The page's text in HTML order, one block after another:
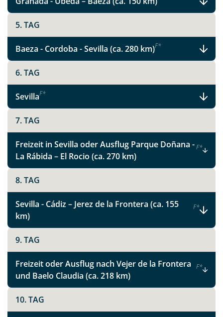
Facebook
Instagram
X
WhatsApp
Telegram
per E-Mail senden
Link kopieren
5. TAG
Baeza - Cordoba - Sevilla (ca. 280 km)F*
6. TAG
SevillaF*
7. TAG
Freizeit in Sevilla oder Ausflug Parque Doñana -
La Rábida – El Rocio (ca. 270 km)
F*
8. TAG
Sevilla - Cádiz – Jerez de la Frontera (ca. 155
km)
F*
9. TAG
Freizeit oder Ausflug nach Vejer de la Frontera
und Baelo Claudia (ca. 218 km)
F*
10. TAG